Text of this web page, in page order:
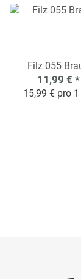
Filz 055
11,99 € *
15,99 € pro